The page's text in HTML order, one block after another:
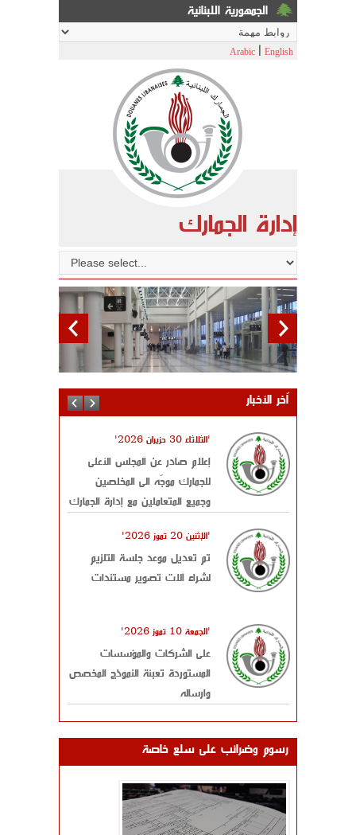
الجمهورية اللبنانية
Arabic English
إدارة الجمارك
اّخر الأخبار
'الثلاثاء 30 حزيران 2026'
إعلام صادر عن المجلس الأعلى
للجمارك موجّه الى المخلصين
وجميع المتعاملين مع إدارة الجمارك
'الإثنين 20 تموز 2026'
تم تعديل موعد جلسة التلزيم
لشراء آلات تصوير مستندات
'الجمعة 10 تموز 2026'
على الشركات والمؤسسات
المستوردة تعبئة النموذج المخصص
وارساله
مناقصة لتلزيم شراء مطبوعات
لزوم إدارة الجمارك
رسوم وضرائب على سلع خاصة